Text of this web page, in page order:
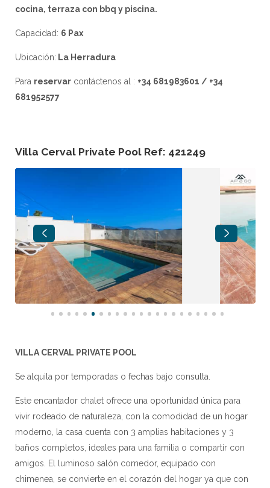
cocina, terraza con bbq y piscina.
Capacidad: 6 Pax
Ubicación: La Herradura
Para reservarcontáctenos al : +34 681983601 / +34
681952577
Villa Cerval Private Pool Ref: 421249
VILLA CERVAL PRIVATE POOL
Se alquila por temporadas o fechas bajo consulta.
Este encantador chalet ofrece una oportunidad única para
vivir rodeado de naturaleza, con la comodidad de un hogar
moderno, la casa cuenta con 3 amplias habitaciones y 3
baños completos, ideales para una familia o compartir con
amigos. El luminoso salón comedor, equipado con
chimenea, se convierte en el corazón del hogar ya que con